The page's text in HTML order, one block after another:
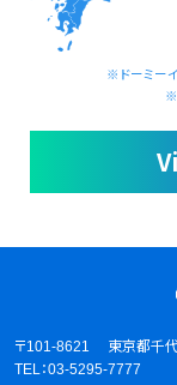
※ドーミー
※
〒101-8621 東京都千
TEL：03-5295-7777